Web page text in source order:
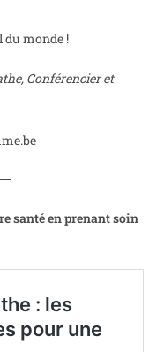
monde !
Conférencier et
santé en prenant soin